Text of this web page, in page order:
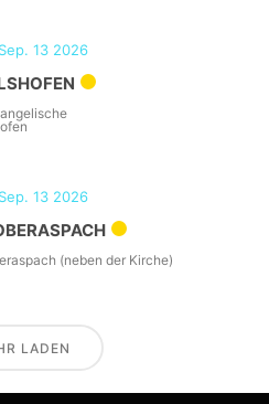
Sep. 13 2026
Sep. 13 2026
(neben der Kirche)
LADEN